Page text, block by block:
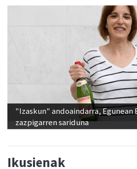
"Izaskun" andoaindarra, Egunean
zazpigarren sariduna
Ikusienak